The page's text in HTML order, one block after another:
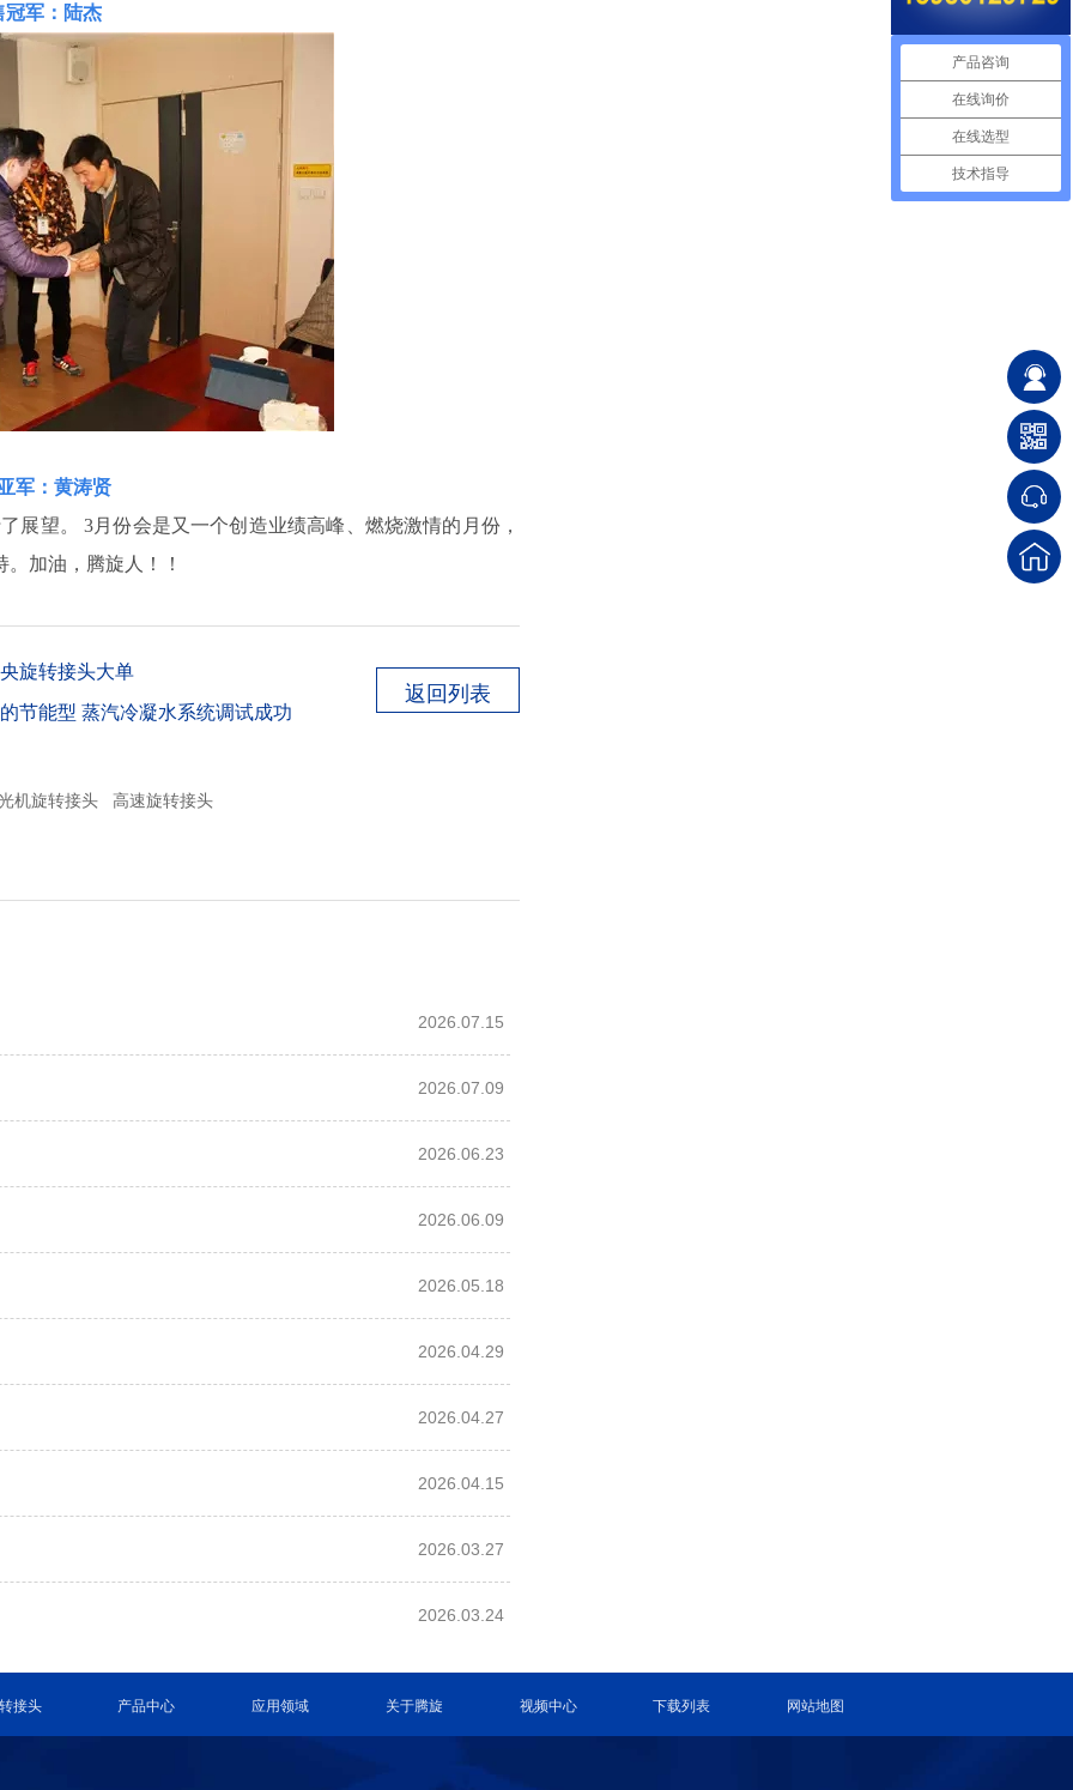
冠军：陆杰
军：黄涛贤
。 3月份会是又一个创造业绩高峰、燃烧激情的月份，
加油，腾旋人！！
旋转接头大单
节能型 蒸汽冷凝水系统调试成功
返回列表
机旋转接头 高速旋转接头
2026.07.15
2026.07.09
2026.06.23
2026.06.09
2026.05.18
2026.04.29
2026.04.27
2026.04.15
2026.03.27
2026.03.24
接头 产品中心 应用领域 关于腾旋 视频中心 下载列表 网站地图
产品咨询
在线询价
在线选型
技术指导